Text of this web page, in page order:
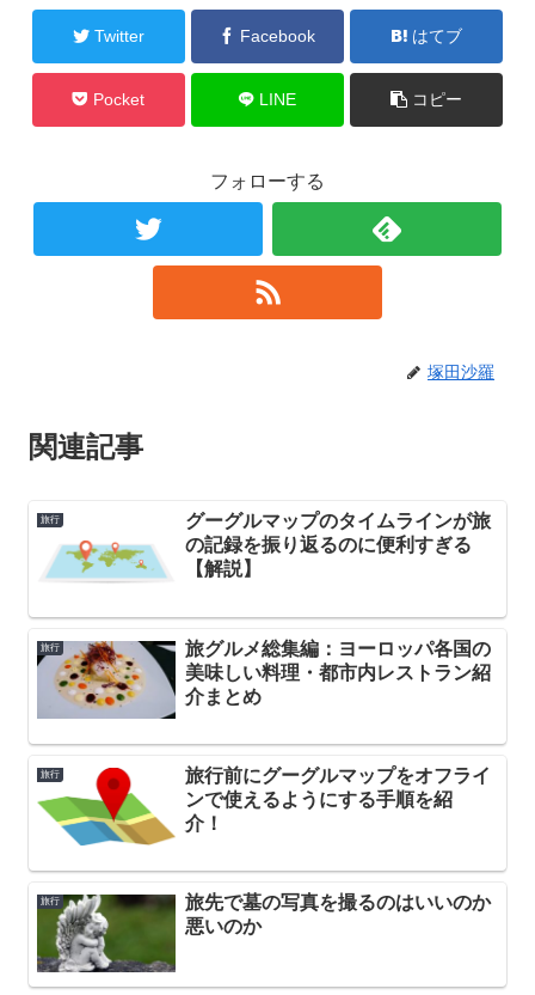
Twitter Facebook はてブ
Pocket LINE コピー
フォローする
塚田沙羅
関連記事
旅行
グーグルマップのタイムラインが旅
の記録を振り返るのに便利すぎる
【解説】
旅行
旅グルメ総集編：ヨーロッパ各国の
美味しい料理・都市内レストラン紹
介まとめ
旅行
旅行前にグーグルマップをオフライ
ンで使えるようにする手順を紹
介！
旅行
旅先で墓の写真を撮るのはいいのか
悪いのか